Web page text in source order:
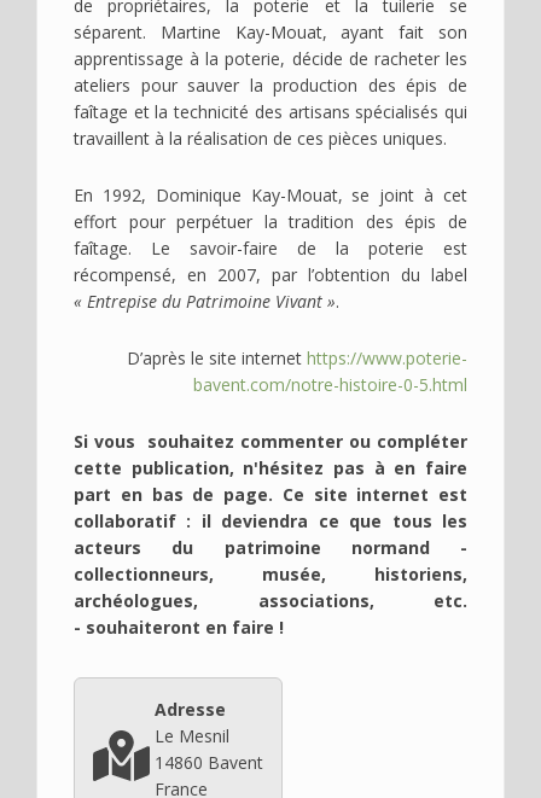
de propriétaires, la poterie et la tuilerie se
séparent. Martine Kay-Mouat, ayant fait son
apprentissage à la poterie, décide de racheter les
ateliers pour sauver la production des épis de
faîtage et la technicité des artisans spécialisés qui
travaillent à la réalisation de ces pièces uniques.
En 1992, Dominique Kay-Mouat, se joint à cet
effort pour perpétuer la tradition des épis de
faîtage. Le savoir-faire de la poterie est
récompensé, en 2007, par l’obtention du label
« Entrepise du Patrimoine Vivant ».
D’après le site internet https://www.poterie-
bavent.com/notre-histoire-0-5.html
Si vous souhaitez commenter ou compléter
cette publication, n'hésitez pas à en faire
part en bas de page. Ce site internet est
collaboratif : il deviendra ce que tous les
acteurs du patrimoine normand -
collectionneurs, musée, historiens,
archéologues, associations, etc.
- souhaiteront en faire !
Adresse
Le Mesnil
14860 Bavent
France